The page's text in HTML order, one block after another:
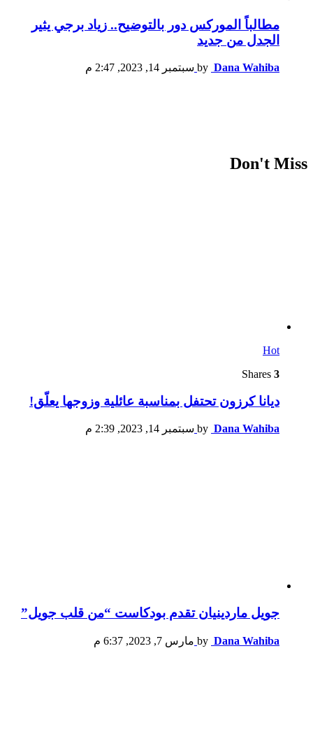
مطالباً الموركس دور بالتوضيح.. زياد برجي يثير
الجدل من جديد
by Dana Wahiba سبتمبر 14, 2023, 2:47 م
Don't Miss
Hot
3
ديانا كرزون تحتفل بمناسبة عائلية وزوجها يعلّق!
by Dana Wahiba سبتمبر 14, 2023, 2:39 م
جويل ماردينيان تقدم بودكاست “من قلب جويل”
by Dana Wahiba مارس 7, 2023, 6:37 م